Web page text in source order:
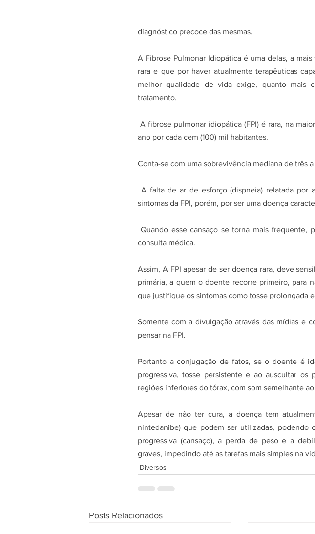
diagnóstico precoce das mesmas.
A Fibrose Pulmonar Idiopática é uma delas, a
rara e que por haver atualmente terapêuticas
melhor qualidade de vida exige, quanto
tratamento.
ano por cada cem (100) mil habitantes.
Conta-se com uma sobrevivência mediana de três
sintomas da FPI, porém, por ser uma doença
Quando esse cansaço se torna mais frequente, progressivo, gera receio de algo mais grave e motiva
consulta médica.
Assim, A FPI apesar de ser doença rara, deve
primária, a quem o doente recorre primeiro, para
que justifique os sintomas como tosse prolongada
Somente com a divulgação através das mídias e
pensar na FPI.
Portanto a conjugação de fatos, se o doente é
progressiva, tosse persistente e ao auscultar os
regiões inferiores do tórax, com som semelhante
Apesar de não ter cura, a doença tem
nintedanibe) que podem ser utilizadas, podendo
progressiva (cansaço), a perda de peso e a
graves, impedindo até as tarefas mais simples na
Diversos
Posts Relacionados